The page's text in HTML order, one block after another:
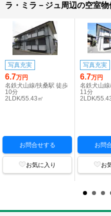
ラ・ミラ－ジュ周辺の空室物
写真充実
6.7万円
名鉄犬山線/扶桑駅 徒歩
10分
2LDK/55.43㎡
お問合せする
お気に入り
写真充実
6.7万円
名鉄犬山
11分
2LDK/
お問
お